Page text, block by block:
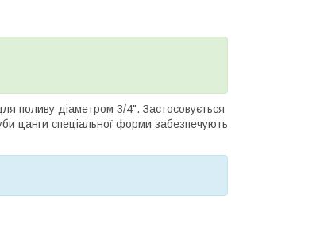
поливу діаметром 3/4". Застосовується
цанги спеціальної форми забезпечують